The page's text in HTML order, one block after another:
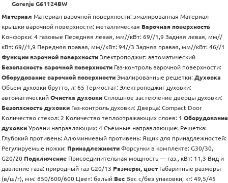
Gorenje G61124BW
Материал Материал варочной поверхности: эмалированная Материал
крышки варочной поверхности: металлическая Варочная поверхность
Конфорки: 4 газовые Передняя левая, мм//кВт: 69//1,9 Задняя левая, мм//
кВт: 69//1,9 Передняя правая, мм//кВт: 94//3 Задняя правая, мм//кВт: 46//1
Функции варочной поверхности Электроподжиг: автоматический
Безопасность варочной поверхности Газ-контроль варочной поверхности:
Оборудование варочной поверхности Эмалированные решетки: Духовка
Объем духовки брутто, л: 65 Термостат: Электроподжиг духовки:
автоматический Очистка духовки Сплошное застекление дверцы духовки:
Безопасность духовки Газ-контроль духовки: Дверца: Compact Door
Количество стекол: 2 Количество теплоотражающих слоев: 1 Оборудование
духовки Уровни направляющих: 4 Съемные направляющие: Решетка:
Глубокий противень: Алюминиевый противень: Ящик для принадлежностей:
Регулируемые ножки: Принадлежности Форсунки в комплекте: G30/30,
G20/20 Подключение Присоединительная мощность — газ., кВт: 11,3 Вид и
давление газа: природный газ G20/13 Размеры, цвет Габаритные размеры
(в/ш/г), мм: 850/600/600 Цвет: белый Вес Вес с/без упаковки, кг: 49,5/45